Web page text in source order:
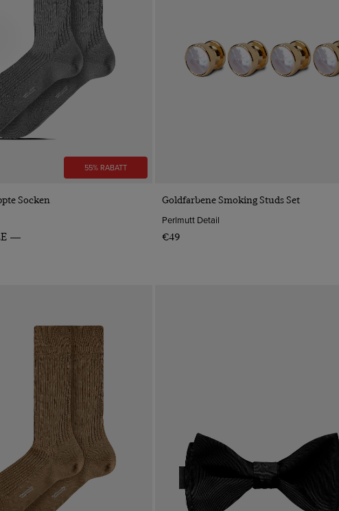
55% RABATT
VORSCHAU
Socken VORSCHAU
Goldfarbene Smoking Studs Set
Perlmutt Detail
€49